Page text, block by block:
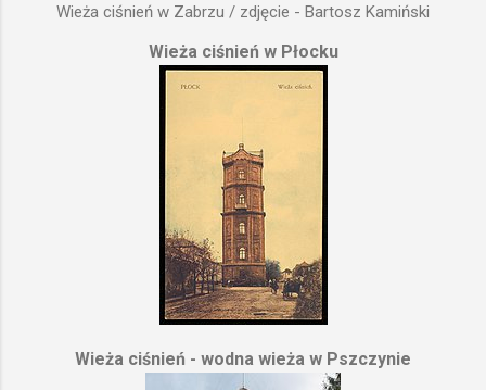
Wieża ciśnień w Zabrzu / zdjęcie - Bartosz Kamiński
Wieża ciśnień w Płocku
Wieża ciśnień - wodna wieża w Pszczynie